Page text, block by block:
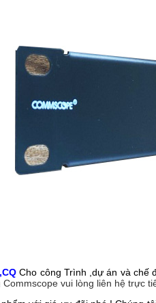
Cho công Trình ,dự án và chế
vui lòng liên hệ trực